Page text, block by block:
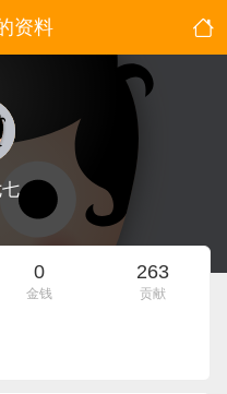
资料
0
金钱
263
贡献